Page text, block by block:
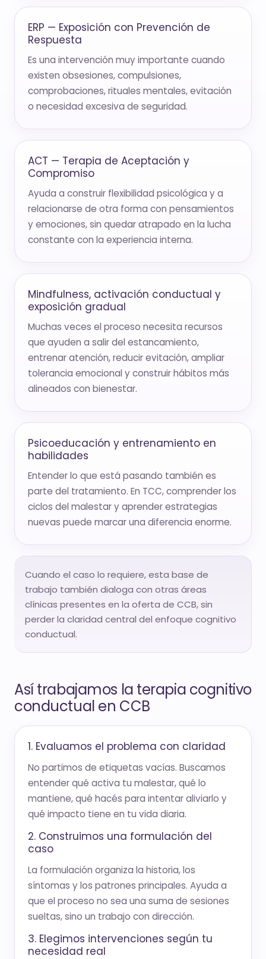
ERP — Exposición con Prevención de
Respuesta
Es una intervención muy importante cuando
existen obsesiones, compulsiones,
comprobaciones, rituales mentales, evitación
o necesidad excesiva de seguridad.
ACT — Terapia de Aceptación y
Compromiso
Ayuda a construir flexibilidad psicológica y a
relacionarse de otra forma con pensamientos
y emociones, sin quedar atrapado en la lucha
constante con la experiencia interna.
Mindfulness, activación conductual y
exposición gradual
Muchas veces el proceso necesita recursos
que ayuden a salir del estancamiento,
entrenar atención, reducir evitación, ampliar
tolerancia emocional y construir hábitos más
alineados con bienestar.
Psicoeducación y entrenamiento en
habilidades
Entender lo que está pasando también es
parte del tratamiento. En TCC, comprender los
ciclos del malestar y aprender estrategias
nuevas puede marcar una diferencia enorme.
Cuando el caso lo requiere, esta base de
trabajo también dialoga con otras áreas
clínicas presentes en la oferta de CCB, sin
perder la claridad central del enfoque cognitivo
conductual.
Así trabajamos la terapia cognitivo
conductual en CCB
1. Evaluamos el problema con claridad
No partimos de etiquetas vacías. Buscamos
entender qué activa tu malestar, qué lo
mantiene, qué hacés para intentar aliviarlo y
qué impacto tiene en tu vida diaria.
2. Construimos una formulación del
caso
La formulación organiza la historia, los
síntomas y los patrones principales. Ayuda a
que el proceso no sea una suma de sesiones
sueltas, sino un trabajo con dirección.
3. Elegimos intervenciones según tu
necesidad real